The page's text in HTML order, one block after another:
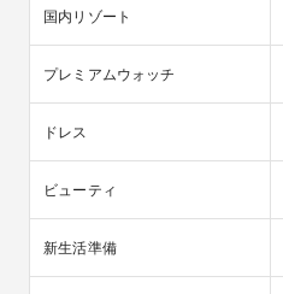
国内リゾート
プレミアムウォッチ
ドレス
ビューティ
新生活準備